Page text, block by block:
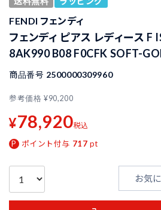
FENDI フェンディ
フェンディ ピアス レディース F
8AK990 B08 F0CFK SOFT-
商品番号 2500000309960
参考価格 ¥90,200
¥78,920税込
ポイント付与 717 pt
お気